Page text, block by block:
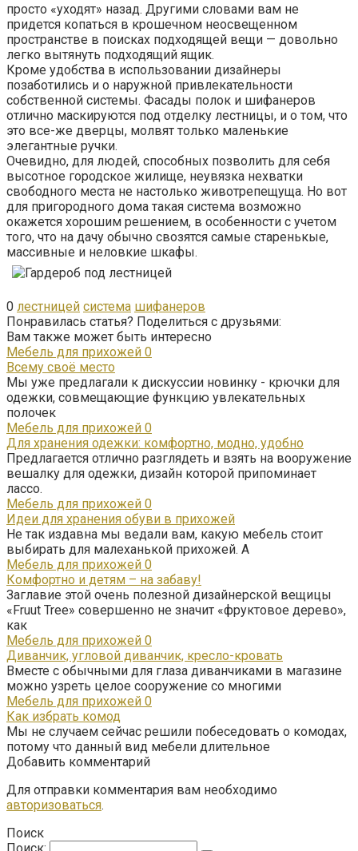
просто «уходят» назад. Другими словами вам не
придется копаться в крошечном неосвещенном
пространстве в поисках подходящей вещи — довольно
легко вытянуть подходящий ящик.
Кроме удобства в использовании дизайнеры
позаботились и о наружной привлекательности
собственной системы. Фасады полок и шифанеров
отлично маскируются под отделку лестницы, и о том, что
это все-же дверцы, молвят только маленькие
элегантные ручки.
Очевидно, для людей, способных позволить для себя
высотное городское жилище, неувязка нехватки
свободного места не настолько животрепещуща. Но вот
для пригородного дома такая система возможно
окажется хорошим решением, в особенности с учетом
того, что на дачу обычно свозятся самые старенькые,
массивные и неловкие шкафы.
0 лестницей система шифанеров
Понравилась статья? Поделиться с друзьями:
Вам также может быть интересно
Мебель для прихожей 0
Всему своё место
Мы уже предлагали к дискуссии новинку - крючки для
одежки, совмещающие функцию увлекательных
полочек
Мебель для прихожей 0
Для хранения одежки: комфортно, модно, удобно
Предлагается отлично разглядеть и взять на вооружение
вешалку для одежки, дизайн которой припоминает
лассо.
Мебель для прихожей 0
Идеи для хранения обуви в прихожей
Не так издавна мы ведали вам, какую мебель стоит
выбирать для малеханькой прихожей. А
Мебель для прихожей 0
Комфортно и детям – на забаву!
Заглавие этой очень полезной дизайнерской вещицы
«Fruut Tree» совершенно не значит «фруктовое дерево»,
как
Мебель для прихожей 0
Диванчик, угловой диванчик, кресло-кровать
Вместе с обычными для глаза диванчиками в магазине
можно узреть целое сооружение со многими
Мебель для прихожей 0
Как избрать комод
Мы не случаем сейчас решили побеседовать о комодах,
потому что данный вид мебели длительное
Добавить комментарий
Для отправки комментария вам необходимо
авторизоваться.
Поиск